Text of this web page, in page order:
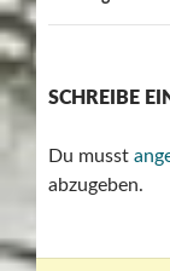
SCHREIBE
Du musst
abzugeben.